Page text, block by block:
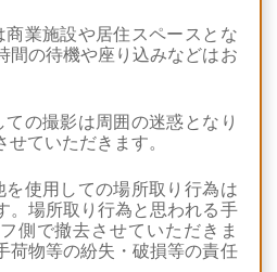
業施設や居住スペースとな
間の待機や座り込みなどはお
の撮影は周囲の迷惑となり
ていただきます。
使用しての場所取り行為は
。場所取り行為と思われる手
側で撤去させていただきま
荷物等の紛失・破損等の責任